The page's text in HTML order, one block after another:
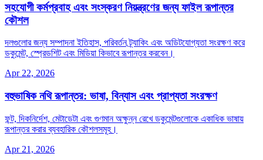
সহযোগী কর্মপ্রবাহ এবং সংস্করণ নিয়ন্ত্রণের জন্য ফাইল রূপান্তর
কৌশল
দলগুলোর জন্য সম্পাদনা ইতিহাস, পরিবর্তন ট্র্যাকিং এবং অডিটযোগ্যতা সংরক্ষণ করে
ডকুমেন্ট, স্প্রেডশিট এবং মিডিয়া কিভাবে রূপান্তর করবেন।
Apr 22, 2026
বহুভাষিক নথি রূপান্তর: ভাষা, বিন্যাস এবং প্রাপ্যতা সংরক্ষণ
ফন্ট, দিকনির্দেশ, মেটাডেটা এবং গুণমান অক্ষুন্ন রেখে ডকুমেন্টগুলোকে একাধিক ভাষায়
রূপান্তর করার ব্যবহারিক কৌশলসমূহ।
Apr 21, 2026